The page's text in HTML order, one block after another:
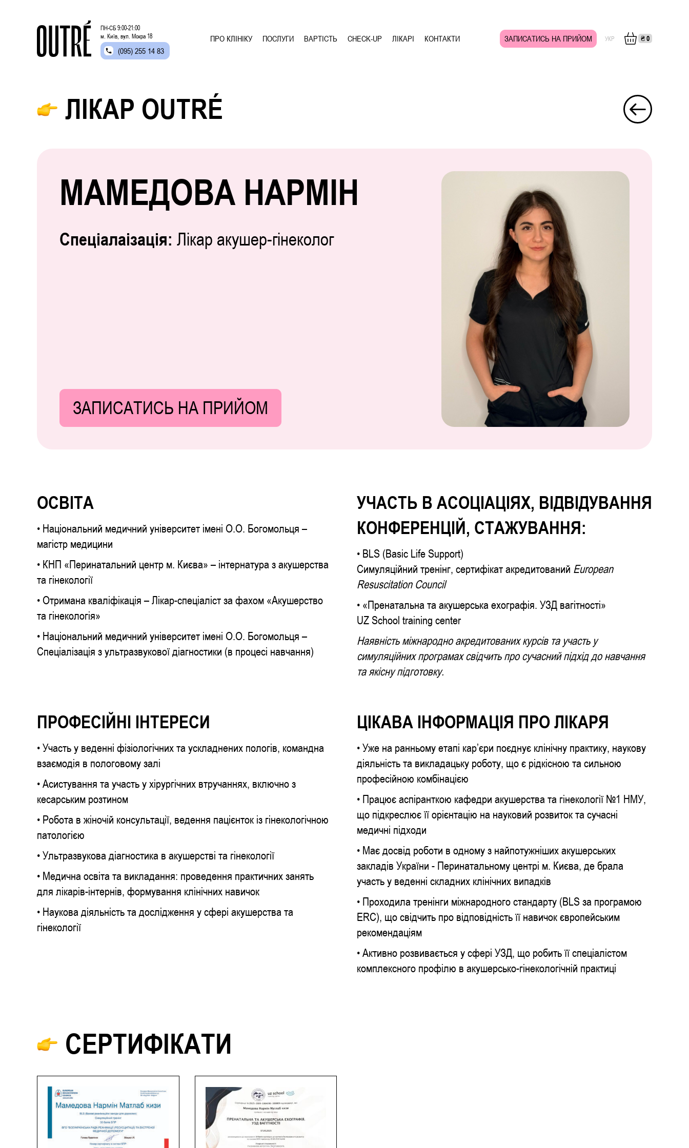
ПН-СБ 9:00-21:00
м. Київ, вул. Мокра 18
(095) 255 14 83
ПРО КЛІНІКУ ПОСЛУГИ ВАРТІСТЬ CHECK-UP ЛІКАРІ КОНТАКТИ ЗАПИСАТИСЬ НА ПРИЙОМ УКР ₴0
ЛІКАР OUTRÉ
МАМЕДОВА НАРМІН
Спеціалаізація: Лікар акушер-гінеколог
ЗАПИСАТИСЬ НА ПРИЙОМ
ОСВІТА
• Національний медичний університет імені О.О. Богомольця –
магістр медицини
• КНП «Перинатальний центр м. Києва» – інтернатура з акушерства
та гінекології
• Отримана кваліфікація – Лікар-спеціаліст за фахом «Акушерство
та гінекологія»
• Національний медичний університет імені О.О. Богомольця –
Спеціалізація з ультразвукової діагностики (в процесі навчання)
УЧАСТЬ В АСОЦІАЦІЯХ, ВІДВІДУВАННЯ
КОНФЕРЕНЦІЙ, СТАЖУВАННЯ:
• BLS (Basic Life Support)
Симуляційний тренінг, сертифікат акредитований European
Resuscitation Council
• «Пренатальна та акушерська ехографія. УЗД вагітності»
UZ School training center
Наявність міжнародно акредитованих курсів та участь у
симуляційних програмах свідчить про сучасний підхід до навчання
та якісну підготовку.
ПРОФЕСІЙНІ ІНТЕРЕСИ
• Участь у веденні фізіологічних та ускладнених пологів, командна
взаємодія в пологовому залі
• Асистування та участь у хірургічних втручаннях, включно з
кесарським розтином
• Робота в жіночій консультації, ведення пацієнток із гінекологічною
патологією
• Ультразвукова діагностика в акушерстві та гінекології
• Медична освіта та викладання: проведення практичних занять
для лікарів-інтернів, формування клінічних навичок
• Наукова діяльність та дослідження у сфері акушерства та
гінекології
ЦІКАВА ІНФОРМАЦІЯ ПРО ЛІКАРЯ
• Уже на ранньому етапі кар’єри поєднує клінічну практику, наукову
діяльність та викладацьку роботу, що є рідкісною та сильною
професійною комбінацією
• Працює аспіранткою кафедри акушерства та гінекології №1 НМУ,
що підкреслює її орієнтацію на науковий розвиток та сучасні
медичні підходи
• Має досвід роботи в одному з найпотужніших акушерських
закладів України - Перинатальному центрі м. Києва, де брала
участь у веденні складних клінічних випадків
• Проходила тренінги міжнародного стандарту (BLS за програмою
ERC), що свідчить про відповідність її навичок європейським
рекомендаціям
• Активно розвивається у сфері УЗД, що робить її спеціалістом
комплексного профілю в акушерсько-гінекологічній практиці
СЕРТИФІКАТИ